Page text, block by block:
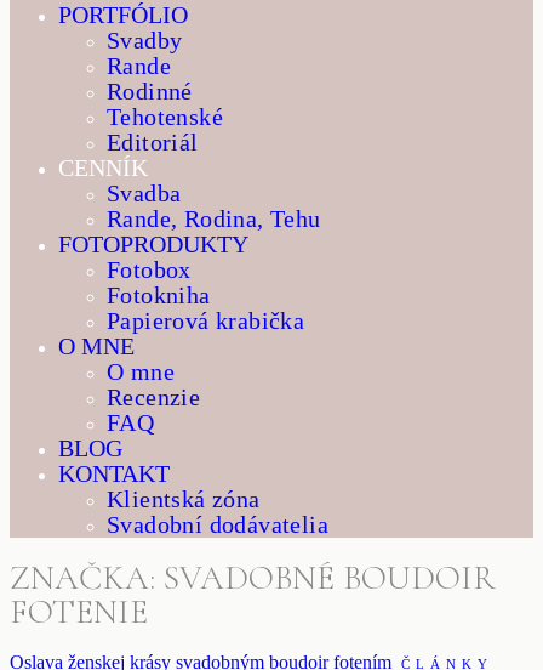
PORTFÓLIO
Svadby
Rande
Rodinné
Tehotenské
Editoriál
CENNÍK
Svadba
Rande, Rodina, Tehu
FOTOPRODUKTY
Fotobox
Fotokniha
Papierová krabička
O MNE
O mne
Recenzie
FAQ
BLOG
KONTAKT
Klientská zóna
Svadobní dodávatelia
ZNAČKA: SVADOBNÉ BOUDOIR
FOTENIE
Oslava ženskej krásy svadobným boudoir fotením ČLÁNKY